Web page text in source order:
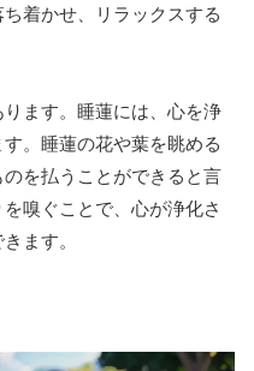
着かせ、リラックスする
ります。睡蓮には、心を浄
。睡蓮の花や葉を眺める
を払うことができると言
嗅ぐことで、心が浄化さ
ます。